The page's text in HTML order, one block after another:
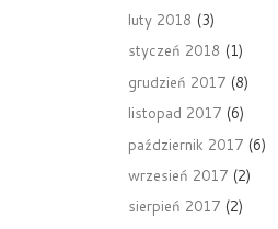
luty 2018 (3)
styczeń 2018 (1)
grudzień 2017 (8)
listopad 2017 (6)
październik 2017 (6)
wrzesień 2017 (2)
sierpień 2017 (2)